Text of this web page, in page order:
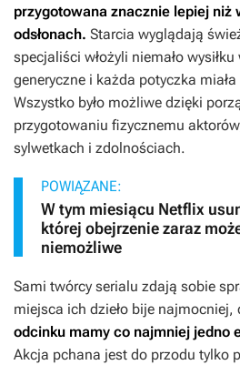
przygotowana znacznie lepiej niż
odsłonach. Starcia wyglądają
specjaliści włożyli niemało wysiłku
generyczne i każda potyczka
Wszystko było możliwe dzięki
przygotowaniu fizycznemu
sylwetkach i zdolnościach.
POWIĄZANE:
W tym miesiącu Netflix
której obejrzenie zaraz
niemożliwe
Sami twórcy serialu zdają sobie
miejsca ich dzieło bije najmocniej,
odcinku mamy co najmniej jedno
Akcja pchana jest do przodu tylko